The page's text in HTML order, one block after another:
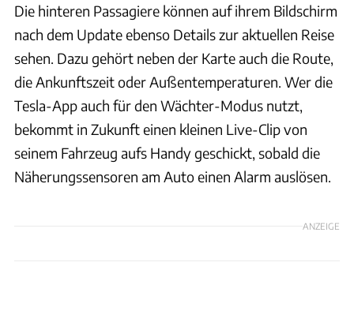
Die hinteren Passagiere können auf ihrem Bildschirm
nach dem Update ebenso Details zur aktuellen Reise
sehen. Dazu gehört neben der Karte auch die Route,
die Ankunftszeit oder Außentemperaturen. Wer die
Tesla-App auch für den Wächter-Modus nutzt,
bekommt in Zukunft einen kleinen Live-Clip von
seinem Fahrzeug aufs Handy geschickt, sobald die
Näherungssensoren am Auto einen Alarm auslösen.
ANZEIGE